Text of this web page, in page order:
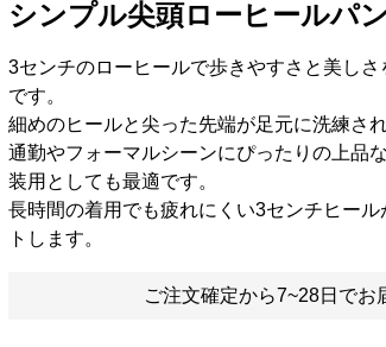
シンプル尖頭ローヒールパ
3センチのローヒールで歩きやすさと美し
です。
細めのヒールと尖った先端が足元に洗練さ
通勤やフォーマルシーンにぴったりの上品
装用としても最適です。
長時間の着用でも疲れにくい3センチヒー
トします。
ご注文確定から7~28日でお